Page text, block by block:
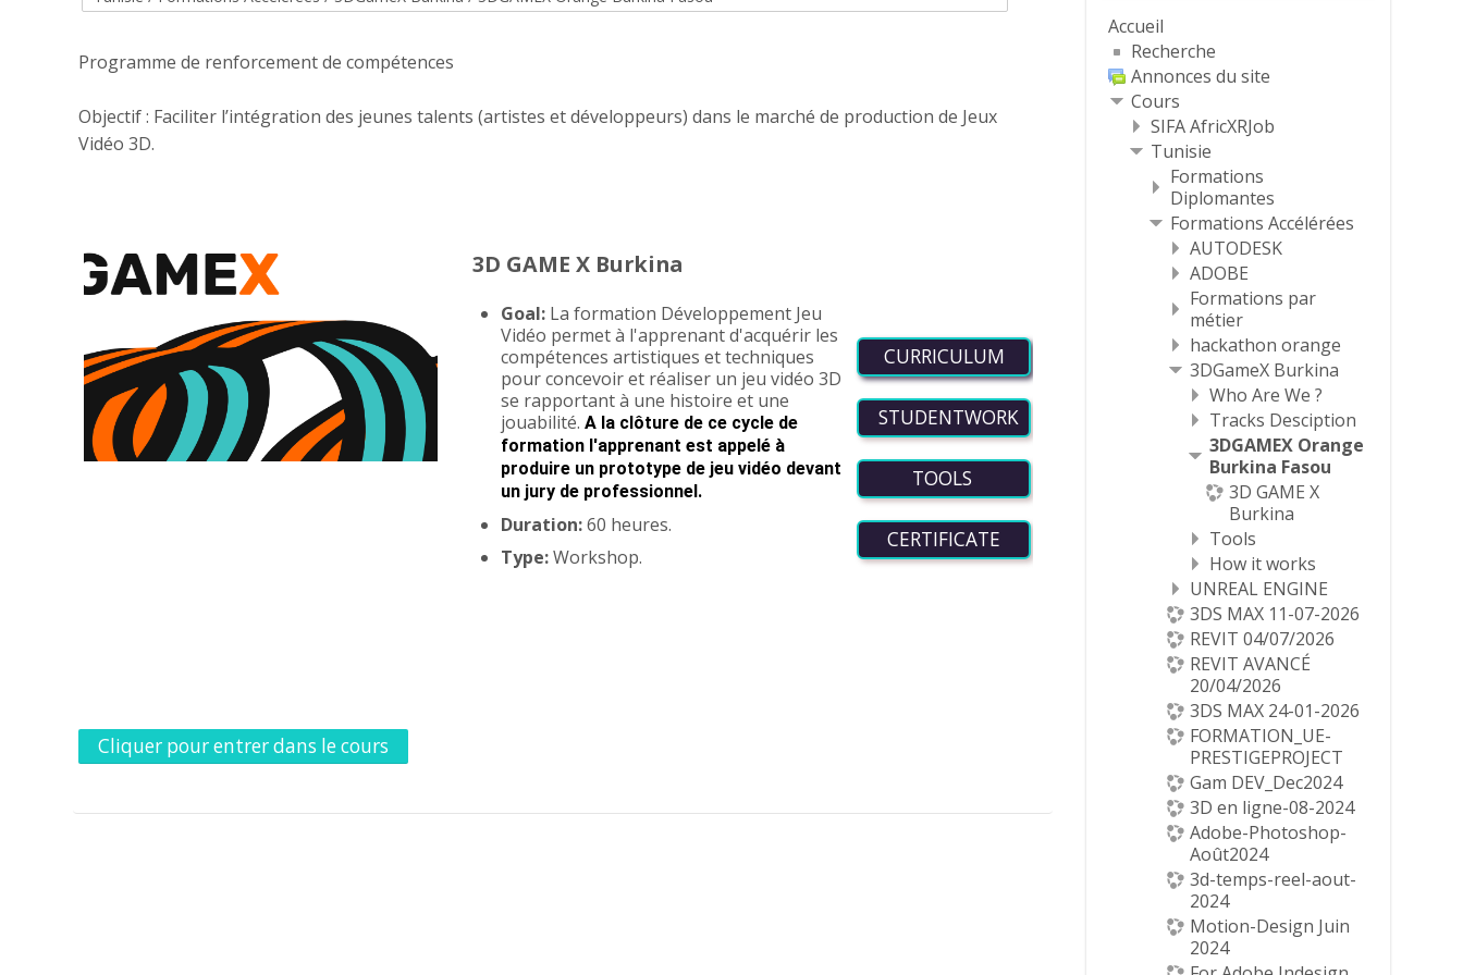
Programme de renforcement de compétences
Objectif : Faciliter l’intégration des jeunes talents (artistes et développeurs) dans le marché de production de Jeux
Vidéo 3D.
3D GAME X Burkina
Goal: La formation Développement Jeu
Vidéo permet à l'apprenant d'acquérir les
compétences artistiques et techniques
pour concevoir et réaliser un jeu vidéo 3D
se rapportant à une histoire et une
jouabilité. A la clôture de ce cycle de
formation l'apprenant est appelé à
produire un prototype de jeu vidéo devant
un jury de professionnel.
Duration:60 heures.
Type:Workshop.
CURRICULUM
STUDENTWORK
TOOLS
CERTIFICATE
Cliquer pour entrer dans le cours
Accueil
Recherche
Annonces du site
Cours
SIFA AfricXRJob
Tunisie
Formations
Diplomantes
Formations Accélérées
AUTODESK
ADOBE
Formations par
métier
hackathon orange
3DGameX Burkina
Who Are We ?
Tracks Desciption
3DGAMEX Orange
Burkina Fasou
3D GAME X
Burkina
Tools
How it works
UNREAL ENGINE
3DS MAX 11-07-2026
REVIT 04/07/2026
REVIT AVANCÉ
20/04/2026
3DS MAX 24-01-2026
FORMATION_UE-
PRESTIGEPROJECT
Gam DEV_Dec2024
3D en ligne-08-2024
Adobe-Photoshop-
Août2024
3d-temps-reel-aout-
2024
Motion-Design Juin
2024